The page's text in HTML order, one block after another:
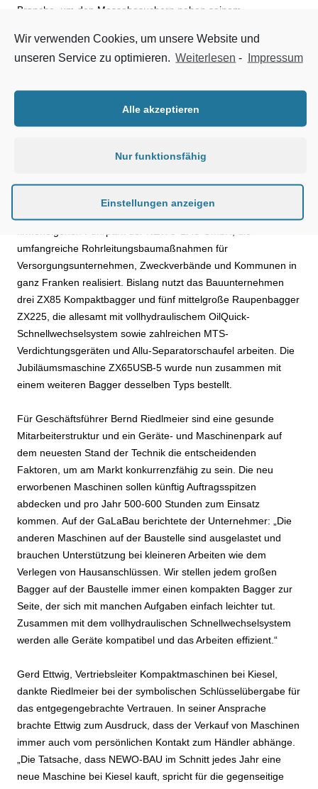
Branche, um den Messebesuchern neben seinem
Landschaftsbau auch die Hitachi-Jubiläumsmaschine zu
präsentieren und diese offiziell ihrem neuen Besitzer zu
BAU-Geschäftsführer Bernd Riedlmeier persönlich zur neuen
Maschine zu gratulieren. Dieser nutzte die Gelegenheit für
Monate alten Enkelsohn Ben, dem die Begeisterung für
umfangreiche Rohrleitungsbaumaßnahmen für
Versorgungsunternehmen, Zweckverbände und Kommunen in
ganz Franken realisiert. Bislang nutzt das Bauunternehmen
drei ZX85 Kompaktbagger und fünf mittelgroße Raupenbagger
ZX225, die allesamt mit vollhydraulischem OilQuick-
Schnellwechselsystem sowie zahlreichen MTS-
Verdichtungsgeräten und Allu-Separatorschaufel arbeiten. Die
Jubiläumsmaschine ZX65USB-5 wurde nun zusammen mit
einem weiteren Bagger desselben Typs bestellt.
Für Geschäftsführer Bernd Riedlmeier sind eine gesunde
Mitarbeiterstruktur und ein Geräte- und Maschinenpark auf
dem neuesten Stand der Technik die entscheidenden
Faktoren, um am Markt konkurrenzfähig zu sein. Die neu
erworbenen Maschinen sollen künftig Auftragsspitzen
abdecken und pro Jahr 500-600 Stunden zum Einsatz
kommen. Auf der GaLaBau berichtete der Unternehmer: „Die
anderen Maschinen auf der Baustelle sind ausgelastet und
brauchen Unterstützung bei kleineren Arbeiten wie dem
Verlegen von Hausanschlüssen. Wir stellen jedem großen
Bagger auf der Baustelle immer einen kompakten Bagger zur
Seite, der sich mit manchen Aufgaben einfach leichter tut.
Zusammen mit dem vollhydraulischen Schnellwechselsystem
werden alle Geräte kompatibel und das Arbeiten effizient.“
Gerd Ettwig, Vertriebsleiter Kompaktmaschinen bei Kiesel,
dankte Riedlmeier bei der symbolischen Schlüsselübergabe für
das entgegengebrachte Vertrauen. In seiner Ansprache
brachte Ettwig zum Ausdruck, dass der Verkauf von Maschinen
immer auch vom persönlichen Kontakt zum Händler abhänge.
„Die Tatsache, dass NEWO-BAU im Schnitt jedes Jahr eine
neue Maschine bei Kiesel kauft, spricht für die gegenseitige
Wir verwenden Cookies, um unsere Website und
unseren Service zu optimieren. Weiterlesen - Impressum
Alle akzeptieren
Nur funktionsfähig
Einstellungen anzeigen